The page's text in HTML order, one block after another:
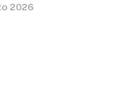
2026